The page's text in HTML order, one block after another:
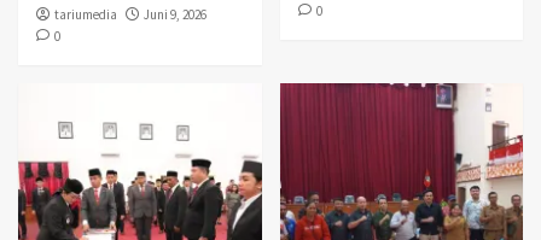
tariumedia
Juni 9, 2026
0
0